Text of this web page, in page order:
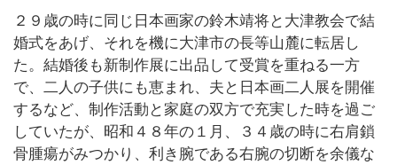
２９歳の時に同じ日本画家の鈴木靖将と大津教会で結
婚式をあげ、それを機に大津市の長等山麓に転居し
た。結婚後も新制作展に出品して受賞を重ねる一方
で、二人の子供にも恵まれ、夫と日本画二人展を開催
するなど、制作活動と家庭の双方で充実した時を過ご
していたが、昭和４８年の１月、３４歳の時に右肩鎖
骨腫瘍がみつかり、利き腕である右腕の切断を余儀な